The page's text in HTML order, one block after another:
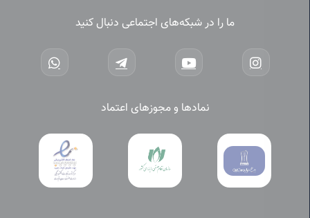
ما را در شبکه‌های اجتماعی دنبال کنید
نمادها و مجوزهای اعتماد